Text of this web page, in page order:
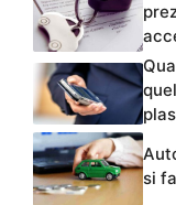
si